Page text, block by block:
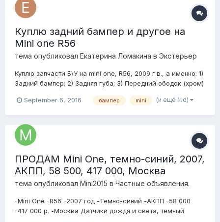
Куплю задний бампер и другое на
Mini one R56
тема опубликовал Екатерина Ломакина в Экстерьер
Куплю запчасти Б\У на mini one, R56, 2009 г.в., а именно: 1)
Задний бампер; 2) Задняя губа; 3) Передний ободок (хром)
фонарь (задний)+ ободок хром на фонарь. Помогите
September 6, 2016 бампер mini (и ещё %d)
ПРОДАМ Mini One, темно-синий, 2007,
АКПП, 58 500, 417 000, Москва
тема опубликовал Mini2015 в Частные объявления.
-Mini One -R56 -2007 год -Темно-синий -АКПП -58 000
-417 000 р. -Москва Датчики дождя и света, темный